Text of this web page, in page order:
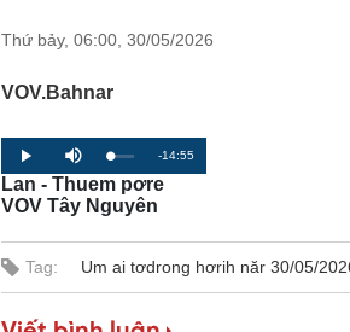
Thứ bảy, 06:00, 30/05/2026
VOV.Bahnar
P
l
a
y
M
u
t
L
o
a
e
0
P
r
o
s
0
R
e
a
-14:55
Lan - Thuem pơre
VOV Tây Nguyên
Tag: Um ai tơdrong hơrih năr 30/05/